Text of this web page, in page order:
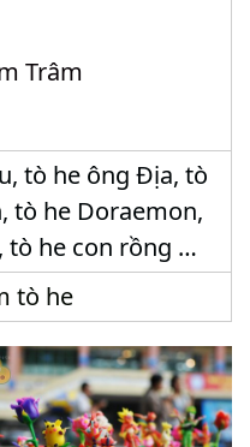
Trâm
tò he ông Địa, tò
tò he Doraemon,
tò he con rồng …
tò he